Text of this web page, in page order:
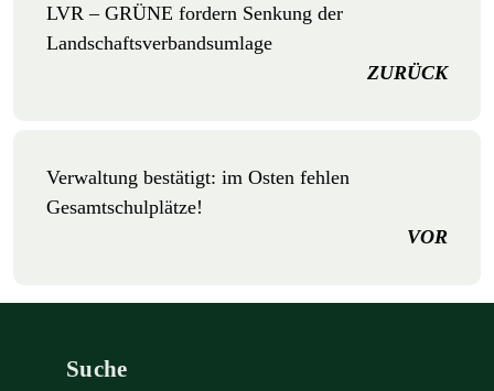
LVR – GRÜNE fordern Senkung der
Landschaftsverbandsumlage
ZURÜCK
Verwaltung bestätigt: im Osten fehlen
Gesamtschulplätze!
VOR
Suche